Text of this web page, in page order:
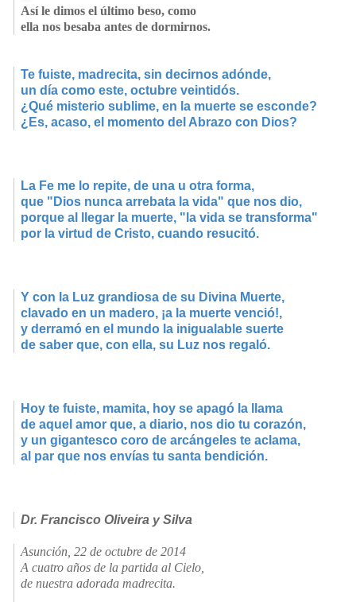
Así le dimos el último beso, como
ella nos besaba antes de dormirnos.
Te fuiste, madrecita, sin decirnos adónde,
un día como este, octubre veintidós.
¿Qué misterio sublime, en la muerte se esconde?
¿Es, acaso, el momento del Abrazo con Dios?
La Fe me lo repite, de una u otra forma,
que "Dios nunca arrebata la vida" que nos dio,
porque al llegar la muerte, "la vida se transforma"
por la virtud de Cristo, cuando resucitó.
Y con la Luz grandiosa de su Divina Muerte,
clavado en un madero, ¡a la muerte venció!,
y derramó en el mundo la inigualable suerte
de saber que, con ella, su Luz nos regaló.
Hoy te fuiste, mamita, hoy se apagó la llama
de aquel amor que, a diario, nos dio tu corazón,
y un gigantesco coro de arcángeles te aclama,
al par que nos envías tu santa bendición.
Dr. Francisco Oliveira y Silva
Asunción, 22 de octubre de 2014
A cuatro años de la partida al Cielo,
de nuestra adorada madrecita.